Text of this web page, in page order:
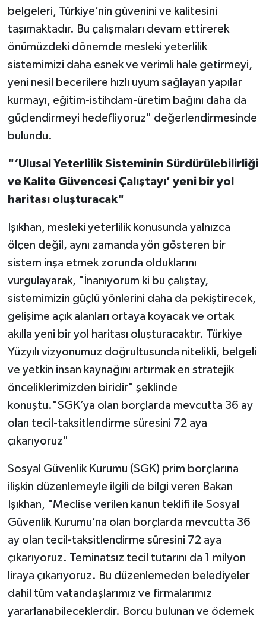
belgeleri, Türkiye’nin güvenini ve kalitesini
taşımaktadır. Bu çalışmaları devam ettirerek
önümüzdeki dönemde mesleki yeterlilik
sistemimizi daha esnek ve verimli hale getirmeyi,
yeni nesil becerilere hızlı uyum sağlayan yapılar
kurmayı, eğitim-istihdam-üretim bağını daha da
güçlendirmeyi hedefliyoruz" değerlendirmesinde
bulundu.
"‘Ulusal Yeterlilik Sisteminin Sürdürülebilirliği
ve Kalite Güvencesi Çalıştayı’ yeni bir yol
haritası oluşturacak"
Işıkhan, mesleki yeterlilik konusunda yalnızca
ölçen değil, aynı zamanda yön gösteren bir
sistem inşa etmek zorunda olduklarını
vurgulayarak, "İnanıyorum ki bu çalıştay,
sistemimizin güçlü yönlerini daha da pekiştirecek,
gelişime açık alanları ortaya koyacak ve ortak
akılla yeni bir yol haritası oluşturacaktır. Türkiye
Yüzyılı vizyonumuz doğrultusunda nitelikli, belgeli
ve yetkin insan kaynağını artırmak en stratejik
önceliklerimizden biridir" şeklinde
konuştu."SGK’ya olan borçlarda mevcutta 36 ay
olan tecil-taksitlendirme süresini 72 aya
çıkarıyoruz"
Sosyal Güvenlik Kurumu (SGK) prim borçlarına
ilişkin düzenlemeyle ilgili de bilgi veren Bakan
Işıkhan, "Meclise verilen kanun teklifi ile Sosyal
Güvenlik Kurumu’na olan borçlarda mevcutta 36
ay olan tecil-taksitlendirme süresini 72 aya
çıkarıyoruz. Teminatsız tecil tutarını da 1 milyon
liraya çıkarıyoruz. Bu düzenlemeden belediyeler
dahil tüm vatandaşlarımız ve firmalarımız
yararlanabileceklerdir. Borcu bulunan ve ödemek